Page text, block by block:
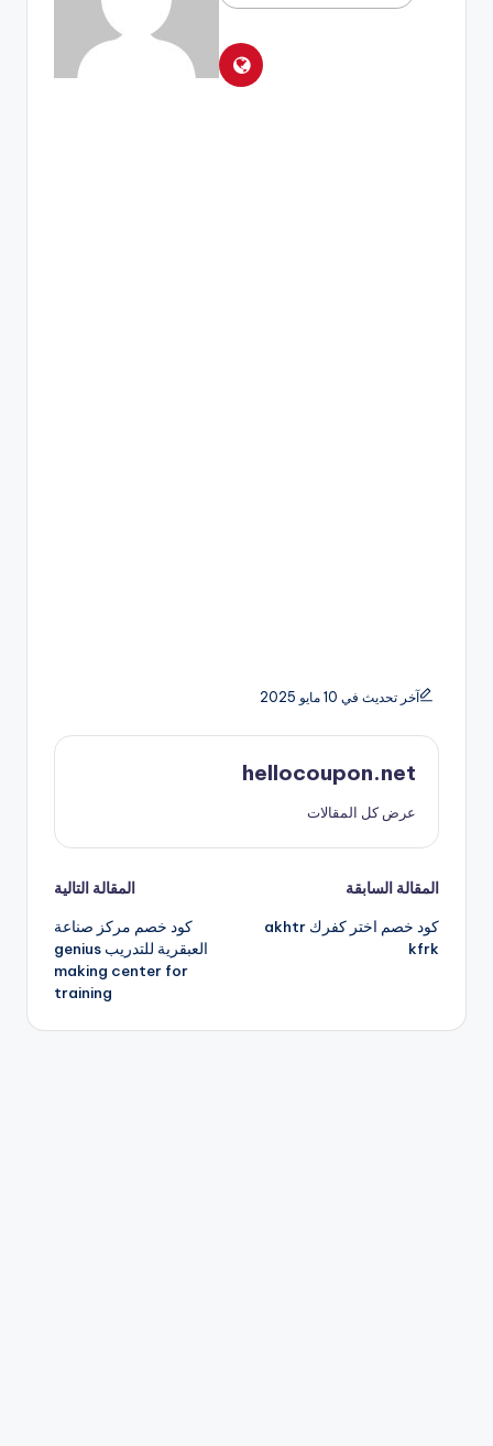
آخر تحديث في 10 مايو 2025
hellocoupon.net
عرض كل المقالات
تصفّح
المقالات
المقالة السابقة
كود خصم اختر كفرك akhtr
kfrk
المقالة التالية
كود خصم مركز صناعة
العبقرية للتدريب genius
making center for
training